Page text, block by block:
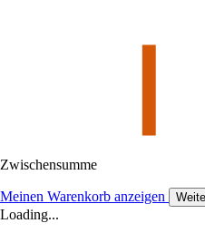
Zwischensumme
Meinen Warenkorb anzeigen
Loading...